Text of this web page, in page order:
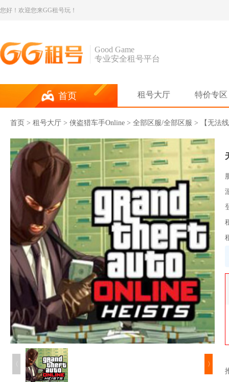
您好！欢迎您来GG租号玩！
Good Game
专业安全租号平台
首页 租号大厅 特价专区
首页 > 租号大厅 > 侠盗猎车手Online > 全部区服/全部区服 > 【无法
〈 〉